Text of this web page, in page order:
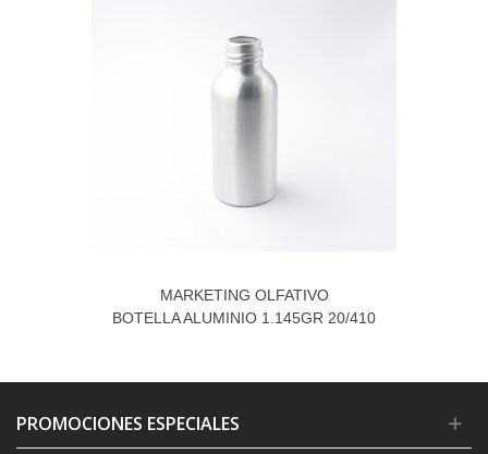
MARKETING OLFATIVO
BOTELLA ALUMINIO 1.145GR 20/410
PROMOCIONES ESPECIALES